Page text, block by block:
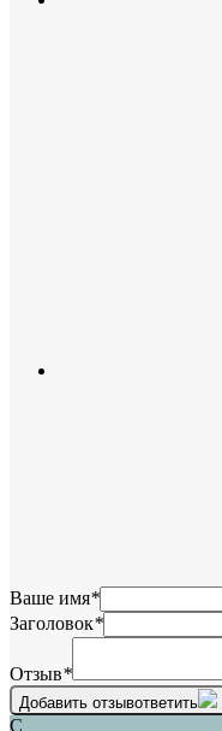
Ваше имя*
Заголовок*
Отзыв*
Добавить отзывответить
С